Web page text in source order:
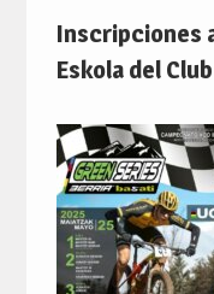
Inscripciones
Eskola del